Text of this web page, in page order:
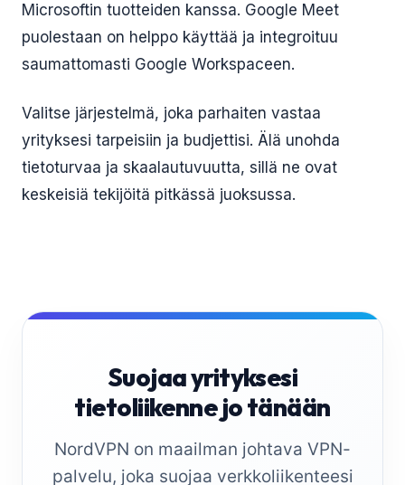
Microsoftin tuotteiden kanssa. Google Meet
puolestaan on helppo käyttää ja integroituu
saumattomasti Google Workspaceen.
Valitse järjestelmä, joka parhaiten vastaa
yrityksesi tarpeisiin ja budjettisi. Älä unohda
tietoturvaa ja skaalautuvuutta, sillä ne ovat
keskeisiä tekijöitä pitkässä juoksussa.
Suojaa yrityksesi
tietoliikenne jo tänään
NordVPN on maailman johtava VPN-
palvelu, joka suojaa verkkoliikenteesi